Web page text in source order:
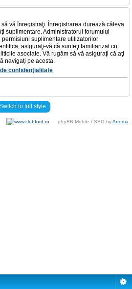
vă înregistraţi. Înregistrarea durează câteva
suplimentare. Administratorul forumului
suplimentare utilizatorilor
asiguraţi-vă că sunteţi familiarizat cu
asociate. Vă rugăm să vă asiguraţi că aţi
navigaţi pe acesta.
confidenţialitate
to full style
phpBB Mobile / SEO byArtodia